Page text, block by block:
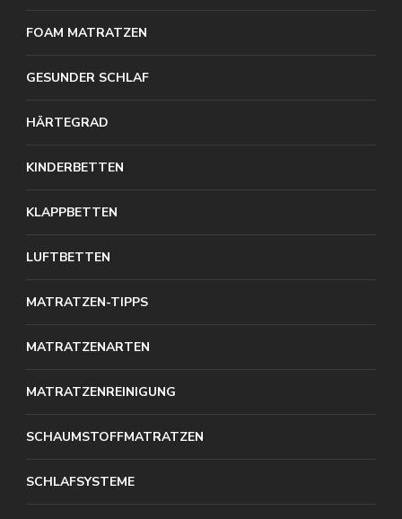
FOAM MATRATZEN
GESUNDER SCHLAF
HÄRTEGRAD
KINDERBETTEN
KLAPPBETTEN
LUFTBETTEN
MATRATZEN-TIPPS
MATRATZENARTEN
MATRATZENREINIGUNG
SCHAUMSTOFFMATRATZEN
SCHLAFSYSTEME